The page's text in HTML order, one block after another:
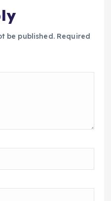
be published. Required